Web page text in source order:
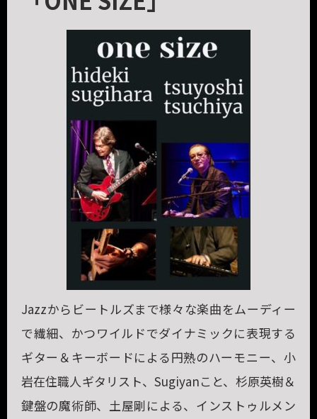
Jazzからビートルズまで様々な楽曲をムーディー
で繊細、かつワイルドでダイナミックに表現する
ギター＆キーボードによる円熟のハーモニー、小
岩在住職人ギタリスト、Sugiyanこと、杉原英樹＆
鍵盤の魔術師、土屋剛による、インストゥルメン